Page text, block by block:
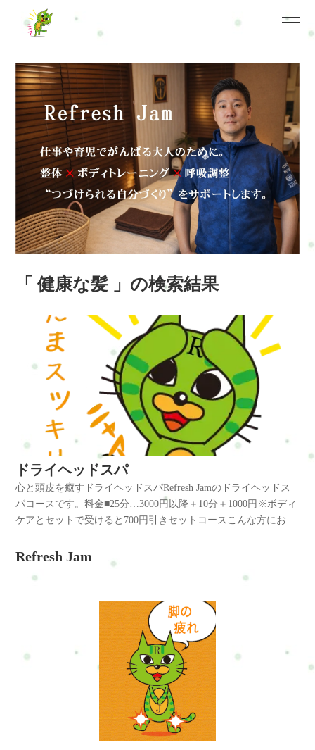
「 健康な髪 」の検索結果
ドライヘッドスパ
心と頭皮を癒すドライヘッドスパRefresh Jamのドライヘッドス
パコースです。料金■25分…3000円以降＋10分＋1000円※ボディ
ケアとセットで受けると700円引きセットコースこんな方にお勧
中力が上がらない◆小顔効果やフェイスリフトアップをした
い。◆ストレスがある、落ち着いてリラックスしたい。◆筋肉
を良くしたい。◆頭痛や歯痛・目の疲れの緩和。凝り固まった
筋肉を緩和し、慢性のコリを和らげ、首、肩、もスッキリした
い。アンチエイジング効果、血液やリンパの流れ改善によるク
マやシワを解消、予防したい方にもお勧め。施術内容ヘッドマ
ッサージジェルの種類を選んでもらいます。手の上で水に変わ
る不思議なジェルを使用します。ドライヘッドスパをおこなっ
た後にその流れで目元眼精疲労に効果のある施術を軽くおこな
います。お顔は直接肌には触れず、タオルガーゼと言う優しい
素材のタオルを顔にかけておこないます。なので、女性の方で
Refresh Jam